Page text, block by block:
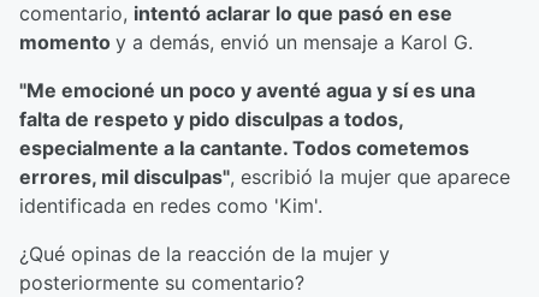
comentario, intentó aclarar lo que pasó en ese
momento y a demás, envió un mensaje a Karol G.
"Me emocioné un poco y aventé agua y sí es una
falta de respeto y pido disculpas a todos,
especialmente a la cantante. Todos cometemos
errores, mil disculpas", escribió la mujer que aparece
identificada en redes como 'Kim'.
¿Qué opinas de la reacción de la mujer y
posteriormente su comentario?